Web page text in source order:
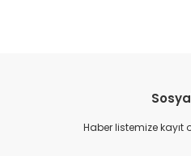
Haber listemize